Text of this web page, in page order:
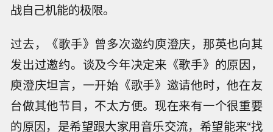
战自己机能的极限。
过去，《歌手》曾多次邀约庾澄庆，那英也向其
发出过邀约。谈及今年决定来《歌手》的原因，
庾澄庆坦言，一开始《歌手》邀请他时，他在友
台做其他节目，不太方便。现在来有一个很重要
的原因，是希望跟大家用音乐交流，希望能来“找